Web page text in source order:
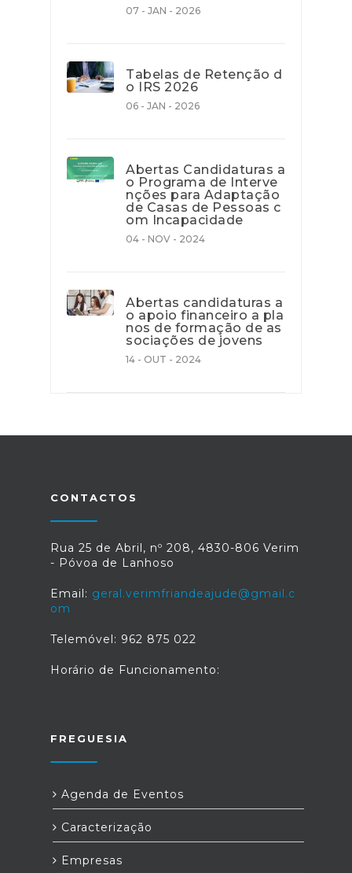
07 - JAN - 2026
Tabelas de Retenção d
o IRS 2026
06 - JAN - 2026
Abertas Candidaturas a
o Programa de Interve
nções para Adaptação
de Casas de Pessoas c
om Incapacidade
04 - NOV - 2024
Abertas candidaturas a
o apoio financeiro a pla
nos de formação de as
sociações de jovens
14 - OUT - 2024
CONTACTOS
Rua 25 de Abril, nº 208, 4830-806 Verim
- Póvoa de Lanhoso
Email: geral.verimfriandeajude@gmail.c
om
Telemóvel: 962 875 022
Horário de Funcionamento:
FREGUESIA
Agenda de Eventos
Caracterização
Empresas